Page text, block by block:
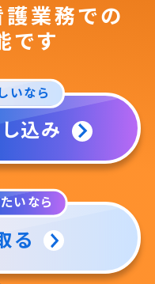
護業務での
です
いなら
込み
いなら
る